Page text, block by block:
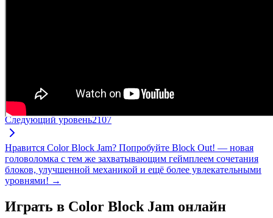
Следующий уровень2107
Нравится Color Block Jam? Попробуйте Block Out! — новая
головоломка с тем же захватывающим геймплеем сочетания
блоков, улучшенной механикой и ещё более увлекательными
уровнями! →
Играть в Color Block Jam онлайн